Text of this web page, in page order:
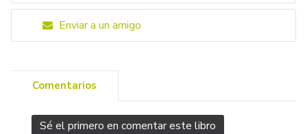
Enviar a un amigo
Comentarios
Sé el primero en comentar este libro